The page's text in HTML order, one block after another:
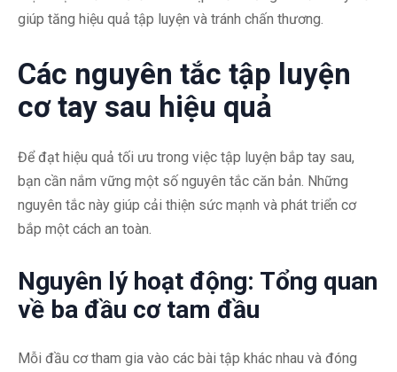
giúp tăng hiệu quả tập luyện và tránh chấn thương.
Các nguyên tắc tập luyện
cơ tay sau hiệu quả
Để đạt hiệu quả tối ưu trong việc tập luyện bắp tay sau,
bạn cần nắm vững một số nguyên tắc căn bản. Những
nguyên tắc này giúp cải thiện sức mạnh và phát triển cơ
bắp một cách an toàn.
Nguyên lý hoạt động: Tổng quan
về ba đầu cơ tam đầu
Mỗi đầu cơ tham gia vào các bài tập khác nhau và đóng